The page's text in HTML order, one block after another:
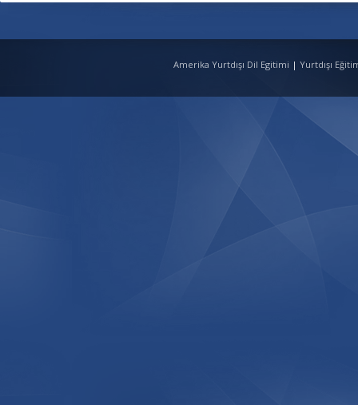
Amerika Yurtdışı Dil Egitimi | Yurtdışı